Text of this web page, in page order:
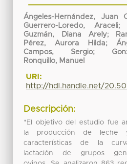
Ángeles-Hernández, Juan
Guerrero-Loredo, Araceli;
Guzmán, Diana Arely;
Pérez, Aurora Hilda;
Campos, Sergio;
Ronquillo, Manuel
URI:
http://hdl.handle.net/
Descripción:
"El objetivo del estudio fue
la producción de leche
características de la
lactación de grupos